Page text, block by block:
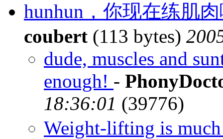
hunhun，你现在练肌
coubert (113 bytes)
dude, muscles and
enough! -
18:36:01 (39776)
Weight-lifting is